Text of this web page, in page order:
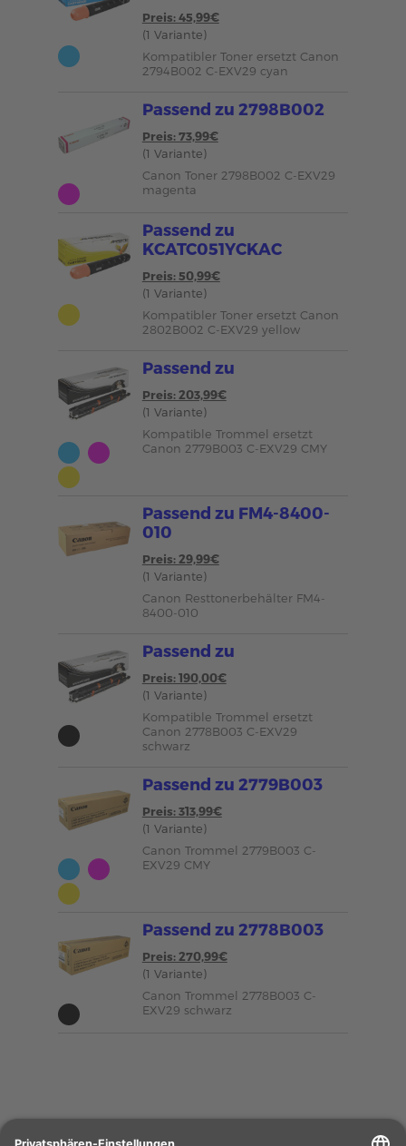
Preis: 45,99€
(1 Variante)
Kompatibler Toner ersetzt Canon
2794B002 C-EXV29 cyan
Passend zu 2798B002
Preis: 73,99€
(1 Variante)
Canon Toner 2798B002 C-EXV29
magenta
Passend zu
KCATC051YCKAC
Preis: 50,99€
(1 Variante)
Kompatibler Toner ersetzt Canon
2802B002 C-EXV29 yellow
Passend zu
Preis: 203,99€
(1 Variante)
Kompatible Trommel ersetzt
Canon 2779B003 C-EXV29 CMY
Passend zu FM4-8400-
010
Preis: 29,99€
(1 Variante)
Canon Resttonerbehälter FM4-
8400-010
Passend zu
Preis: 190,00€
(1 Variante)
Kompatible Trommel ersetzt
Canon 2778B003 C-EXV29
schwarz
Passend zu 2779B003
Preis: 313,99€
(1 Variante)
Canon Trommel 2779B003 C-
EXV29 CMY
Passend zu 2778B003
Preis: 270,99€
(1 Variante)
Canon Trommel 2778B003 C-
EXV29 schwarz